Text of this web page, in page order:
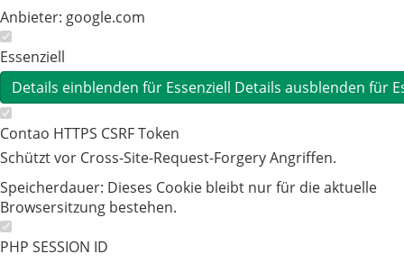
Anbieter: google.com
Essenziell
Details einblenden für Essenziell Details ausblenden für
Contao HTTPS CSRF Token
Schützt vor Cross-Site-Request-Forgery Angriffen.
Speicherdauer: Dieses Cookie bleibt nur für die aktuelle
Browsersitzung bestehen.
PHP SESSION ID